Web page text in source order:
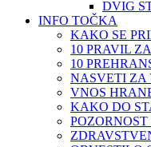
DVIG
INFO TOČKA
KAKO SE
10 PRAVIL
10
NASVETI ZA
VNOS
KAKO DO